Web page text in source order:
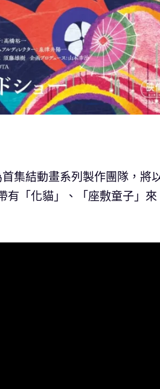
集結動畫系列製作團隊，將
有「化貓」、「座敷童子」來